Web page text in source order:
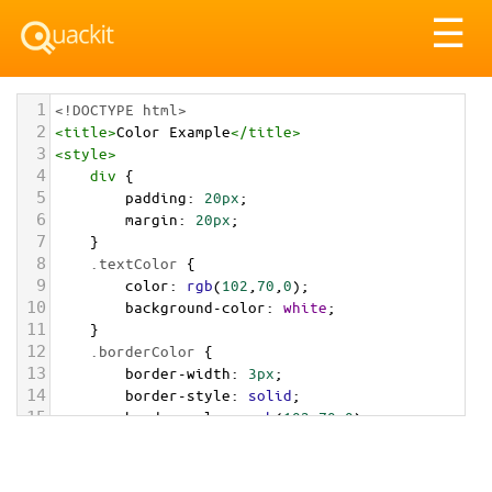
☰
1 <!DOCTYPE html>
2 <title>Color Example</title>
3 <style>
4 div {
5 padding: 20px;
6 margin: 20px;
7 }
8 .textColor {
9 color: rgb(102 70 0);
10 background-color: white;
11 }
12 .borderColor {
13 border-width: 3px;
14 border-style: solid;
15 border-color: rgb(102,70,0);